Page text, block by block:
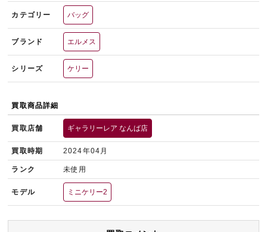
カテゴリー バッグ
ブランド エルメス
シリーズ ケリー
買取商品詳細
買取店舗 ギャラリーレア なんば店
買取時期 2024年04月
ランク 未使用
モデル ミニケリー2